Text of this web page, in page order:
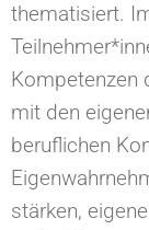
thematisiert.
Kompetenzen
mit den
beruflichen
stärken,